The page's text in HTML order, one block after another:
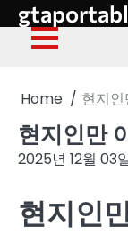
Skip
to
content
Home 현지
현지인만
2025년 12월 03
현지인